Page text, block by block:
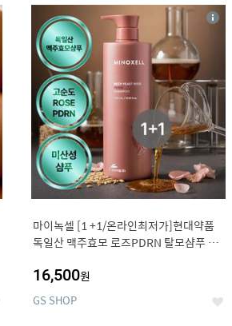
14
마이녹셀 [1 +1/온라인최저가]현대약품
독일산 맥주효모 로즈PDRN 탈모샴푸 대
16,500원
GS SHOP 좋
상